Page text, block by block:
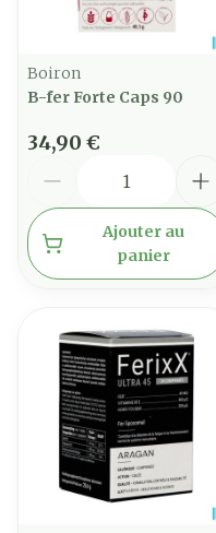
Boiron
B-fer Forte Caps 90
34,90 €
Ajouter au
panier